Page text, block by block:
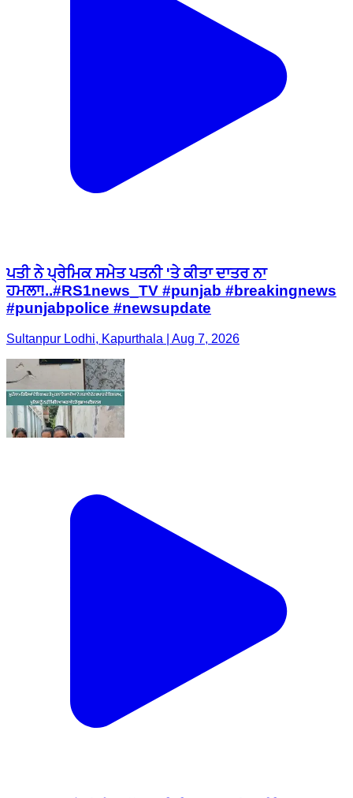
ਪਤੀ ਨੇ ਪ੍ਰੇਮਿਕ ਸਮੇਤ ਪਤਨੀ 'ਤੇ ਕੀਤਾ ਦਾਤਰ ਨਾ
ਹਮਲਾ!..#RS1news_TV #punjab #breakingnews
#punjabpolice #newsupdate
Sultanpur Lodhi, Kapurthala | Aug 7, 2026